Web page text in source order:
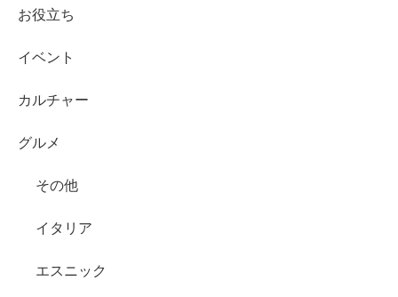
お役立ち
イベント
カルチャー
グルメ
その他
イタリア
エスニック